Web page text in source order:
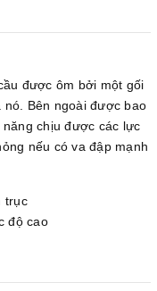
được ôm bởi một gối
Bên ngoài được bao
chịu được các lực
nếu có va đập mạnh
trục
độ cao